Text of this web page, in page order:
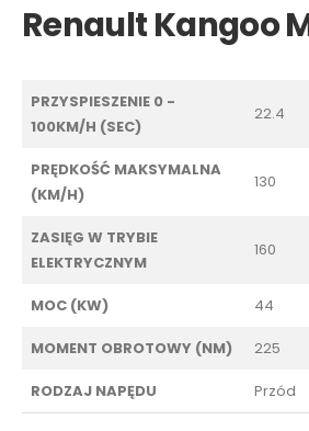
Renault Kangoo
PRZYSPIESZENIE 0 -
100KM/H (SEC)
22.4
PRĘDKOŚĆ MAKSYMALNA
(KM/H)
130
ZASIĘG W TRYBIE
ELEKTRYCZNYM
160
MOC (KW) 44
MOMENT OBROTOWY (NM) 225
RODZAJ NAPĘDU Przód